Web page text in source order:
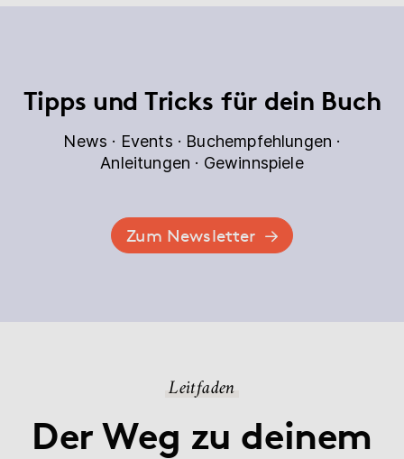
Tipps und Tricks für dein Buch
News · Events · Buchempfehlungen ·
Anleitungen · Gewinnspiele
Zum Newsletter
Leitfaden
Der Weg zu deinem